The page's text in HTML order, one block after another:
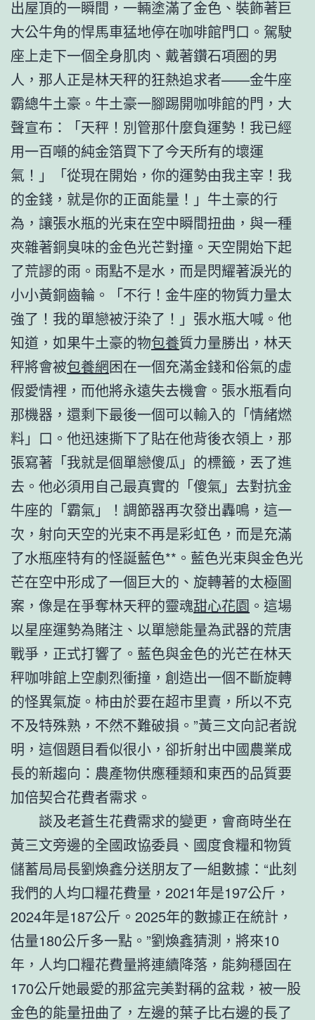
出屋頂的一瞬間，一輛塗滿了金色、裝飾著巨
大公牛角的悍馬車猛地停在咖啡館門口。駕駛
座上走下一個全身肌肉、戴著鑽石項圈的男
人，那人正是林天秤的狂熱追求者——金牛座
霸總牛土豪。牛土豪一腳踢開咖啡館的門，大
聲宣布：「天秤！別管那什麼負運勢！我已經
用一百噸的純金箔買下了今天所有的壞運
氣！」「從現在開始，你的運勢由我主宰！我
的金錢，就是你的正面能量！」牛土豪的行
為，讓張水瓶的光束在空中瞬間扭曲，與一種
夾雜著銅臭味的金色光芒對撞。天空開始下起
了荒謬的雨。雨點不是水，而是閃耀著淚光的
小小黃銅齒輪。「不行！金牛座的物質力量太
強了！我的單戀被汙染了！」張水瓶大喊。他
知道，如果牛土豪的物包養質力量勝出，林天
秤將會被包養網困在一個充滿金錢和俗氣的虛
假愛情裡，而他將永遠失去機會。張水瓶看向
那機器，還剩下最後一個可以輸入的「情緒燃
料」口。他迅速撕下了貼在他背後衣領上，那
張寫著「我就是個單戀傻瓜」的標籤，丟了進
去。他必須用自己最真實的「傻氣」去對抗金
牛座的「霸氣」！調節器再次發出轟鳴，這一
次，射向天空的光束不再是彩虹色，而是充滿
了水瓶座特有的怪誕藍色**。藍色光束與金色光
芒在空中形成了一個巨大的、旋轉著的太極圖
案，像是在爭奪林天秤的靈魂甜心花園 。這場
以星座運勢為賭注、以單戀能量為武器的荒唐
戰爭，正式打響了。藍色與金色的光芒在林天
秤咖啡館上空劇烈衝撞，創造出一個不斷旋轉
的怪異氣旋。柿由於要在超市里賣，所以不克
不及特殊熟，不然不難破損。”黃三文向記者說
明，這個題目看似很小，卻折射出中國農業成
長的新趨向：農產物供應種類和東西的品質要
加倍契合花費者需求。
談及老蒼生花費需求的變更，會商時坐在
黃三文旁邊的全國政協委員、國度食糧和物質
儲蓄局局長劉煥鑫分送朋友了一組數據：“此刻
我們的人均口糧花費量，2021年是197公斤，
2024年是187公斤。2025年的數據正在統計，
估量180公斤多一點。”劉煥鑫猜測，將來10
年，人均口糧花費量將連續降落，能夠穩固在
170公斤她最愛的那盆完美對稱的盆栽，被一股
金色的能量扭曲了，左邊的葉子比右邊的長了